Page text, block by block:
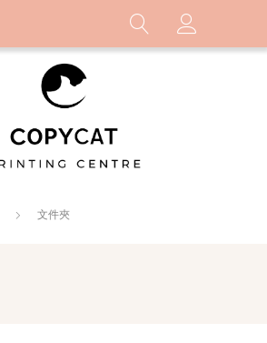
文件夾